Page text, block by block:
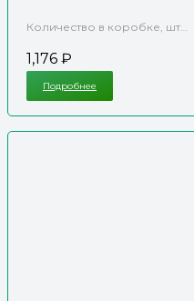
Количество в коробке, шт…
1,176 ₽
Подробнее